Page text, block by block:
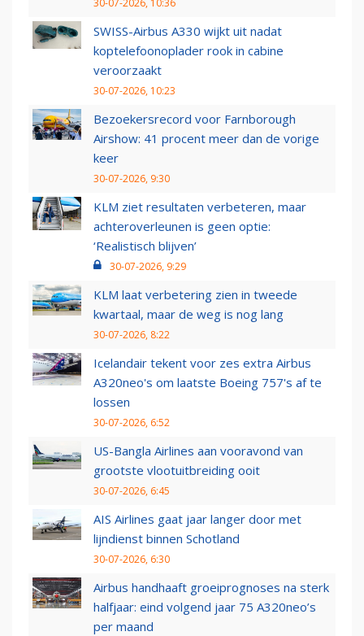
30-07-2026, 10:36
SWISS-Airbus A330 wijkt uit nadat
koptelefoonoplader rook in cabine
veroorzaakt
30-07-2026, 10:23
Bezoekersrecord voor Farnborough
Airshow: 41 procent meer dan de vorige
keer
30-07-2026, 9:30
KLM ziet resultaten verbeteren, maar
achteroverleunen is geen optie:
‘Realistisch blijven’
30-07-2026, 9:29
KLM laat verbetering zien in tweede
kwartaal, maar de weg is nog lang
30-07-2026, 8:22
Icelandair tekent voor zes extra Airbus
A320neo's om laatste Boeing 757's af te
lossen
30-07-2026, 6:52
US-Bangla Airlines aan vooravond van
grootste vlootuitbreiding ooit
30-07-2026, 6:45
AIS Airlines gaat jaar langer door met
lijndienst binnen Schotland
30-07-2026, 6:30
Airbus handhaaft groeiprognoses na sterk
halfjaar: eind volgend jaar 75 A320neo’s
per maand